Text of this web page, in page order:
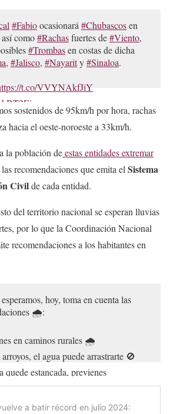
#Fabioocasionará #Chubascosen
como#Rachasfuertes de#Viento,
#Trombasen costas de dicha
, #Jalisco, #Nayarity#Sinaloa.
t.co/VVYNAkfJiY
(@conagua_clima)August 6, 2024
sostenidos de 95km/h por hora, rachas
hacia el oeste-noroeste a 33km/h.
la población deestas entidades extremar
recomendaciones que emita el Sistema
Civilde cada entidad.
del territorio nacional se esperan lluvias
por lo que la Coordinación Nacional
recomendaciones a los habitantes en
hoy, toma en cuenta las
🌧️:
en caminos rurales 🌧️
el agua puede arrastrarte 🚫
estancada, previenes